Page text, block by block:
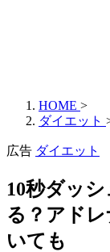
HOME >
ダイエット
広告 ダイエット
10秒ダッ
る？アド
いても